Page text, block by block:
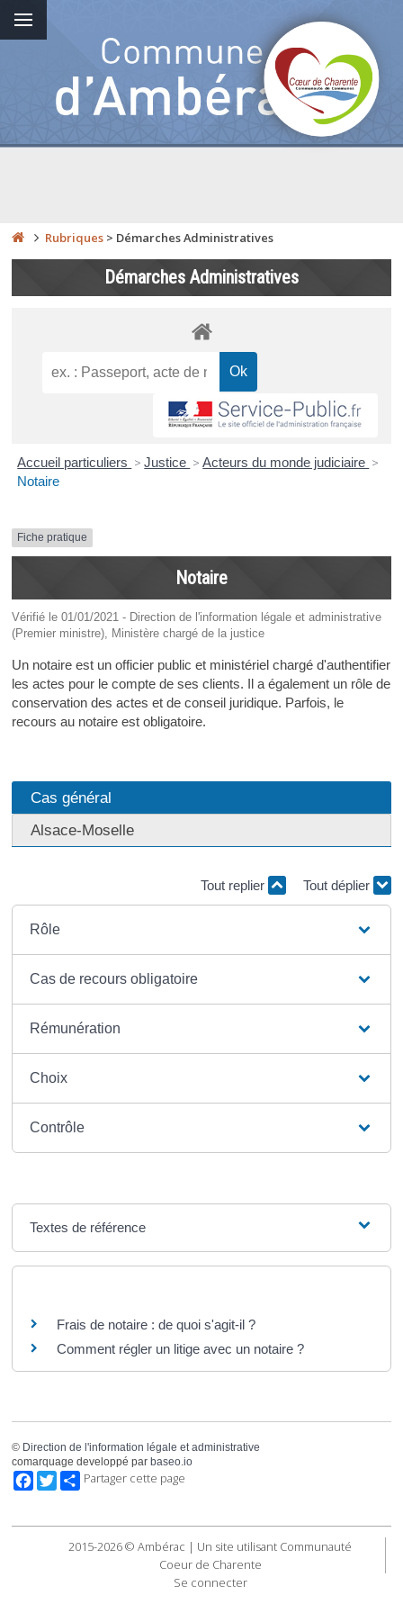
Rubriques > Démarches Administratives
Démarches Administratives
Accueil particuliers > Justice > Acteurs du monde judiciaire >
Notaire
Fiche pratique
Notaire
Vérifié le 01/01/2021 - Direction de l'information légale et administrative
(Premier ministre), Ministère chargé de la justice
Un notaire est un officier public et ministériel chargé d'authentifier
les actes pour le compte de ses clients. Il a également un rôle de
conservation des actes et de conseil juridique. Parfois, le
recours au notaire est obligatoire.
Cas général
Alsace-Moselle
Tout replier Tout déplier
Rôle
Cas de recours obligatoire
Rémunération
Choix
Contrôle
Textes de référence
Frais de notaire : de quoi s'agit-il ?
Comment régler un litige avec un notaire ?
© Direction de l'information légale et administrative
comarquage developpé par baseo.io
Facebook
TwitterPartager cette page
2015-2026 © Ambérac | Un site utilisant Communauté
Coeur de Charente
Se connecter